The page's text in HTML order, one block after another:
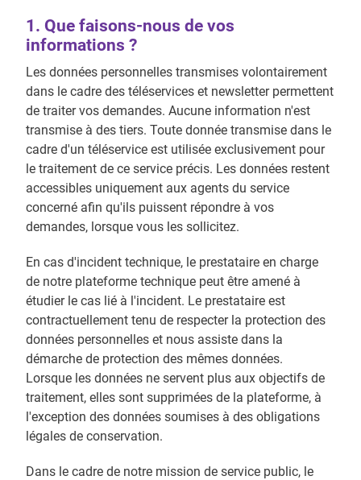
1. Que faisons-nous de vos
informations ?
Les données personnelles transmises volontairement
dans le cadre des téléservices et newsletter permettent
de traiter vos demandes. Aucune information n'est
transmise à des tiers. Toute donnée transmise dans le
cadre d'un téléservice est utilisée exclusivement pour
le traitement de ce service précis. Les données restent
accessibles uniquement aux agents du service
concerné afin qu'ils puissent répondre à vos
demandes, lorsque vous les sollicitez.
En cas d'incident technique, le prestataire en charge
de notre plateforme technique peut être amené à
étudier le cas lié à l'incident. Le prestataire est
contractuellement tenu de respecter la protection des
données personnelles et nous assiste dans la
démarche de protection des mêmes données.
Lorsque les données ne servent plus aux objectifs de
traitement, elles sont supprimées de la plateforme, à
l'exception des données soumises à des obligations
légales de conservation.
Dans le cadre de notre mission de service public, le